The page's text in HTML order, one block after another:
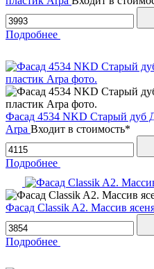
Подробнее
Фасад 4534 NKD Старый дуб
Arpa Входит в стоимость*
Подробнее
Фасад Classik A2. Массив
Подробнее